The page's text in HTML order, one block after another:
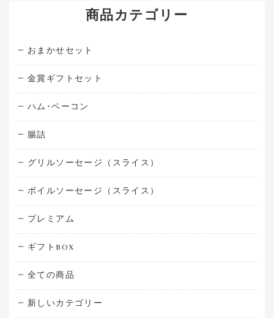
商品カテゴリー
おまかせセット
金賞ギフトセット
ハム･ベーコン
腸詰
グリルソーセージ（スライス）
ボイルソーセージ（スライス）
プレミアム
ギフトBOX
全ての商品
新しいカテゴリー